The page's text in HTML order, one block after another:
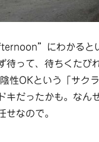
にわかると
待って、待ちくたび
性OKという「サク
キだったかも。なん
せなので。